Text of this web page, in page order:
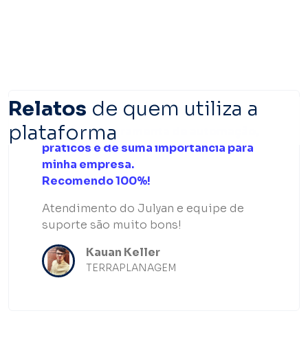
Relatos de quem utiliza a
plataforma
Excelente ferramenta de automação,
práticos e de suma importância para
minha empresa.
Recomendo 100%!
Atendimento do Julyan e equipe de
suporte são muito bons!
Kauan Keller
TERRAPLANAGEM